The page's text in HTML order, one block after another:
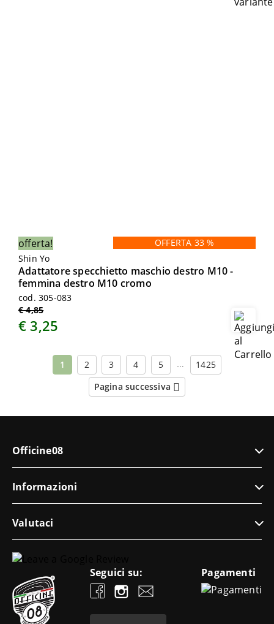
offerta!
OFFERTA 33 %
Shin Yo
Adattatore specchietto maschio destro M10 -
femmina destro M10 cromo
cod. 305-083
€ 4,85
€ 3,25
1 2 3 4 5 …
1425
Pagina successiva
Officine08
Informazioni
Valutaci
Seguici su: Pagamenti